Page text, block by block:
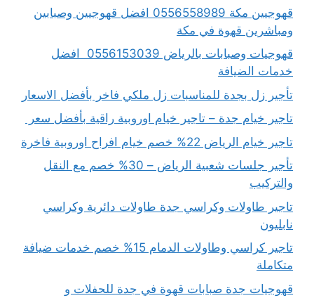
قهوجيين مكة 0556558989 افضل قهوجيين وصبابين
ومباشرين قهوة في مكة
قهوجيات وصبابات بالرياض 0556153039 افضل
خدمات الضيافة
تأجير زل بجدة للمناسبات زل ملكي فاخر بأفضل الاسعار
تاجير خيام جدة – تاجير خيام اوروبية راقية بأفضل سعر
تاجير خيام الرياض 22% خصم خيام افراح اوروبية فاخرة
تأجير جلسات شعبية الرياض – 30% خصم مع النقل
والتركيب
تاجير طاولات وكراسي جدة طاولات دائرية وكراسي
نابليون
تاجير كراسي وطاولات الدمام 15% خصم خدمات ضيافة
متكاملة
قهوجيات جدة صبابات قهوة في جدة للحفلات و